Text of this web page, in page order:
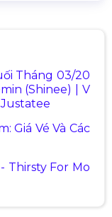
Tháng 03/20
(Shinee) | V
Giá Vé Và Các
Thirsty For Mo